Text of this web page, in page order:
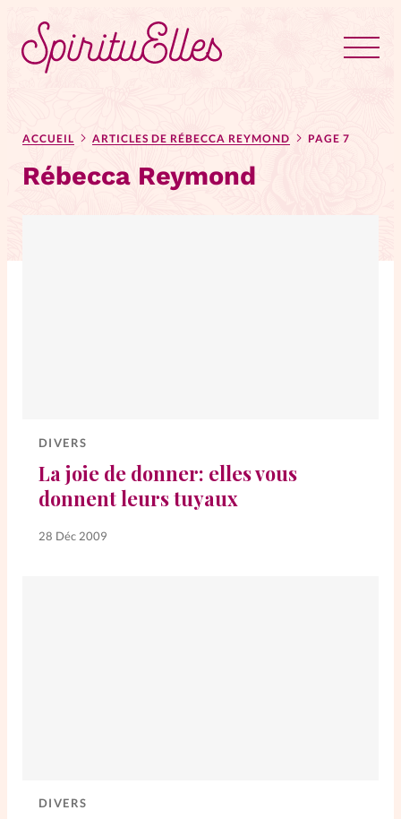
Tous les articles
Actus
Actus au féminin
Astuces
Entre4yeux
L'anecdote
La Bible au féminin
Si(x) simple de...
ACCUEIL ARTICLES DE RÉBECCA REYMOND PAGE 7
Rébecca Reymond
DIVERS
La joie de donner: elles vous
donnent leurs tuyaux
28 Déc 2009
DIVERS